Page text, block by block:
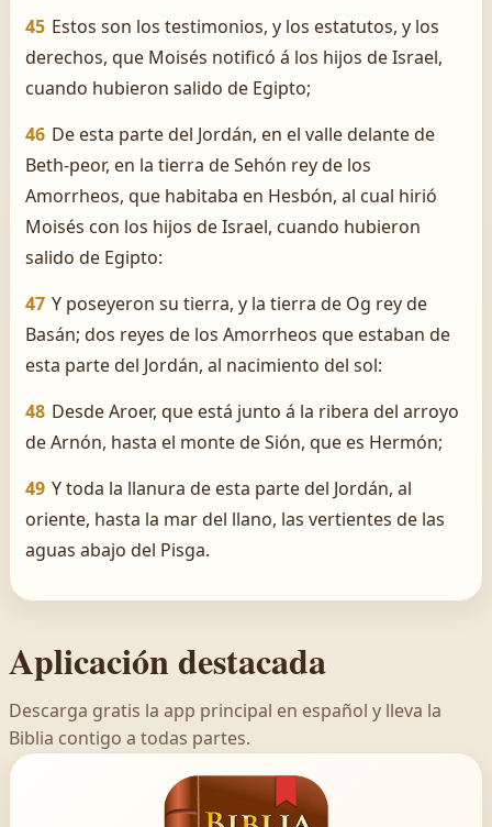
45 Estos son los testimonios, y los estatutos, y los
derechos, que Moisés notificó á los hijos de Israel,
cuando hubieron salido de Egipto;
46 De esta parte del Jordán, en el valle delante de
Beth-peor, en la tierra de Sehón rey de los
Amorrheos, que habitaba en Hesbón, al cual hirió
Moisés con los hijos de Israel, cuando hubieron
salido de Egipto:
47 Y poseyeron su tierra, y la tierra de Og rey de
Basán; dos reyes de los Amorrheos que estaban de
esta parte del Jordán, al nacimiento del sol:
48 Desde Aroer, que está junto á la ribera del arroyo
de Arnón, hasta el monte de Sión, que es Hermón;
49 Y toda la llanura de esta parte del Jordán, al
oriente, hasta la mar del llano, las vertientes de las
aguas abajo del Pisga.
Aplicación destacada
Descarga gratis la app principal en español y lleva la
Biblia contigo a todas partes.